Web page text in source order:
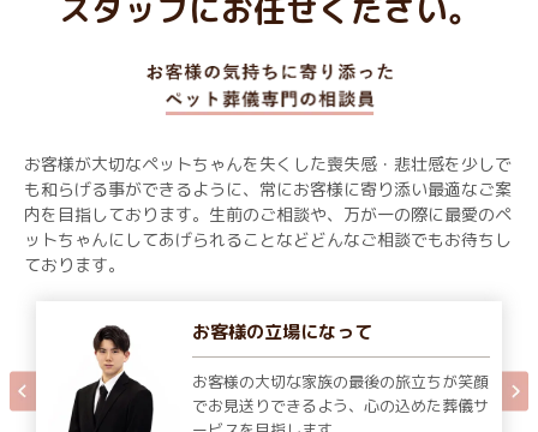
お客様が大切なペットちゃんを失くした喪失感・悲壮感を少しで
も和らげる事ができるように、常にお客様に寄り添い最適なご案
内を目指しております。生前のご相談や、万が一の際に最愛のペ
ットちゃんにしてあげられることなどどんなご相談でもお待ちし
ております。
お客様の立場になって
お客様の大切な家族の最後の旅立ちが笑顔
でお見送りできるよう、心の込めた葬儀サ